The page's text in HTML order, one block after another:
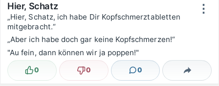
⋮
Hier, Schatz
„Hier, Schatz, ich habe Dir Kopfschmerztabletten
mitgebracht.“
„Aber ich habe doch gar keine Kopfschmerzen!“
"Au fein, dann können wir ja poppen!"
Lustig
0 Nicht lustig
0 0
Kommentare Teilen